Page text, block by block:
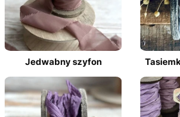
Jedwabny szyfon